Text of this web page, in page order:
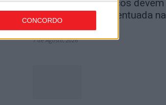
CONCORDO
Combustíveis: Preços devem
baixar de forma acentuada na
próxima semana
7 de Agosto, 2026